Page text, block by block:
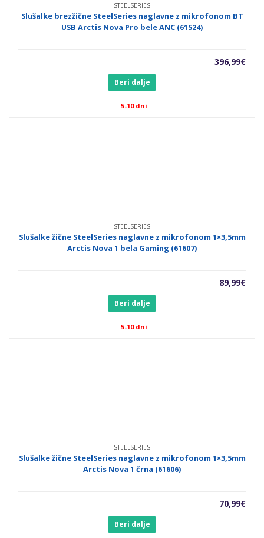
STEELSERIES
Slušalke brezžične SteelSeries naglavne z mikrofonom BT
USB Arctis Nova Pro bele ANC (61524)
396,99€
Beri dalje
5-10 dni
STEELSERIES
Slušalke žične SteelSeries naglavne z mikrofonom 1×3,5mm
Arctis Nova 1 bela Gaming (61607)
89,99€
Beri dalje
5-10 dni
STEELSERIES
Slušalke žične SteelSeries naglavne z mikrofonom 1×3,5mm
Arctis Nova 1 črna (61606)
70,99€
Beri dalje